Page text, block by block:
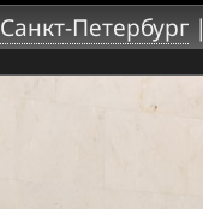
Санкт-Петербург|